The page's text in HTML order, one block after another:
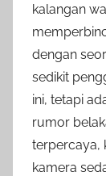
kalangan
dengan
sedikit
ini, tetapi
rumor
terpercaya,
kamera